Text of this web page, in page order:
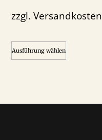
zzgl. Versandkosten
Ausführung wählen